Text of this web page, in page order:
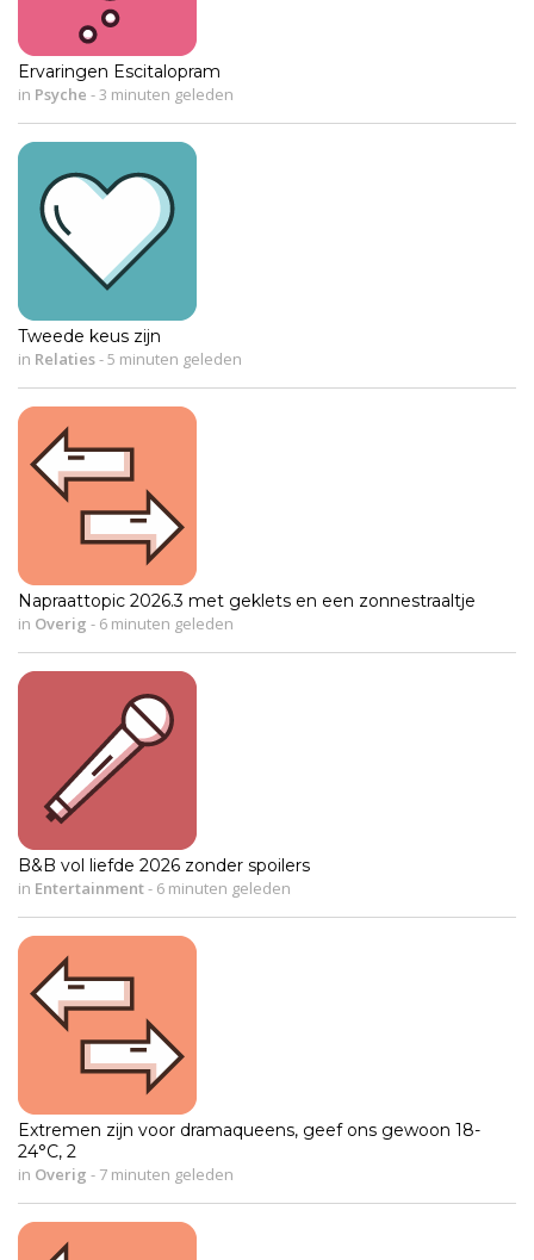
Ervaringen Escitalopram
in Psyche - 3 minuten geleden
Tweede keus zijn
in Relaties-5 minuten geleden
Napraattopic 2026.3 met geklets en een zonnestraaltje
in Overig - 6 minuten geleden
B&B vol liefde 2026 zonder spoilers
in Entertainment- 6 minuten geleden
Extremen zijn voor dramaqueens, geef ons gewoon 18-
24°C, 2
in Overig - 7 minuten geleden